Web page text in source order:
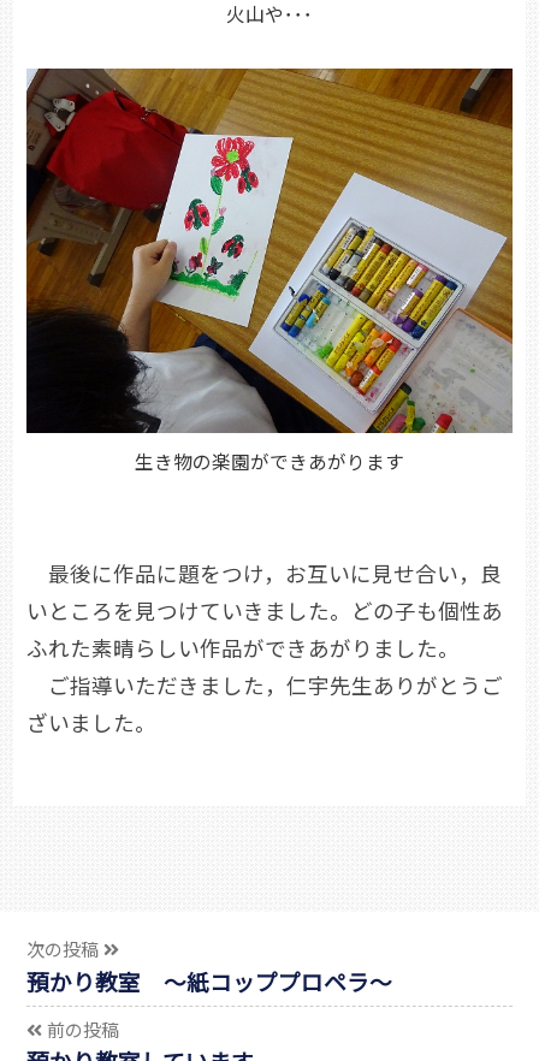
火山や･･･
生き物の楽園ができあがります
最後に作品に題をつけ，お互いに見せ合い，良
いところを見つけていきました。どの子も個性あ
ふれた素晴らしい作品ができあがりました。
ご指導いただきました，仁宇先生ありがとうご
ざいました。
次の投稿
預かり教室 ～紙コッププロペラ～
前の投稿